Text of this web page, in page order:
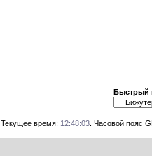
Быстрый
Текущее время: 12:48:03. Часовой пояс